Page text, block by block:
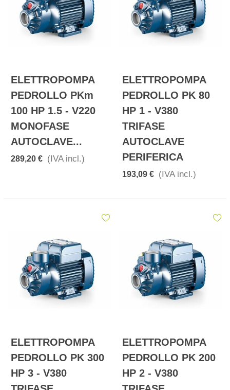
ELETTROPOMPA
PEDROLLO PKm
100 HP 1.5 - V220
MONOFASE
AUTOCLAVE...
289,20 € (IVA incl.)
ELETTROPOMPA
PEDROLLO PK 80
HP 1 - V380
TRIFASE
AUTOCLAVE
PERIFERICA
193,09 € (IVA incl.)
ELETTROPOMPA
PEDROLLO PK 300
HP 3 - V380
ELETTROPOMPA
PEDROLLO PK 200
HP 2 - V380